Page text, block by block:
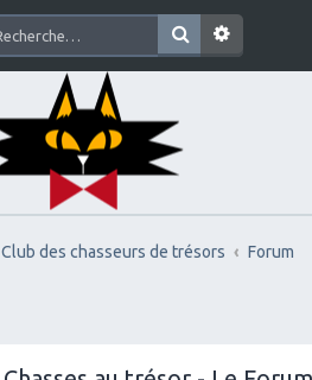
Club des chasseurs de trésors Forum